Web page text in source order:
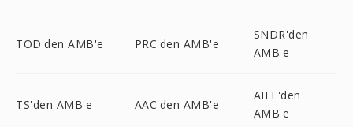
TOD'den AMB'e PRC'den AMB'e
SNDR'den
AMB'e
TS'den AMB'e AAC'den AMB'e
AIFF'den
AMB'e